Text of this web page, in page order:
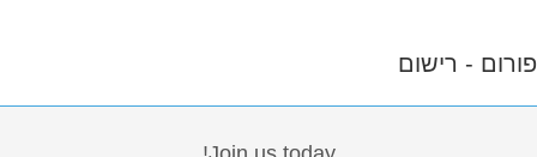
פורום - רישום